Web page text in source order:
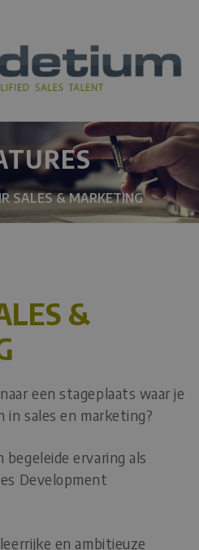
SALES & MARKETING
&
een stageplaats waar je
in sales en marketing?
begeleide ervaring als
Development
en ambitieuze